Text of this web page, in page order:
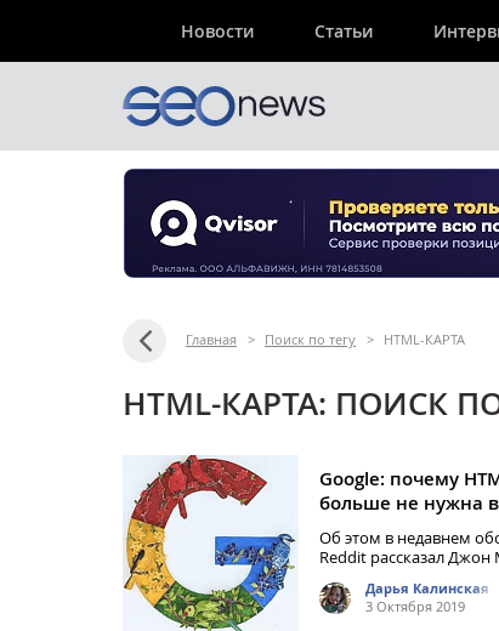
Новости Статьи
Главная > Поиск по тегу > HTML-КАРТА
HTML-КАРТА: ПОИСК
Google: почему
больше не нужна
Об этом в недавнем
Reddit рассказал
Дарья Калинская
3 Октября 2019